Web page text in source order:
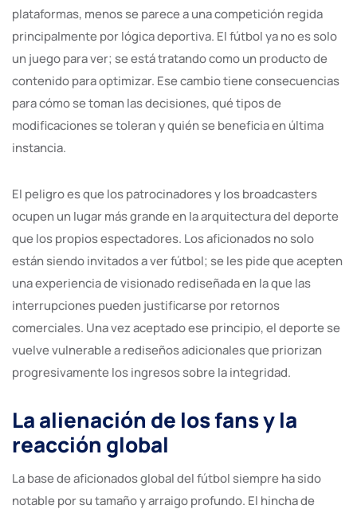
plataformas, menos se parece a una competición regida
principalmente por lógica deportiva. El fútbol ya no es solo
un juego para ver; se está tratando como un producto de
contenido para optimizar. Ese cambio tiene consecuencias
para cómo se toman las decisiones, qué tipos de
modificaciones se toleran y quién se beneficia en última
instancia.
El peligro es que los patrocinadores y los broadcasters
ocupen un lugar más grande en la arquitectura del deporte
que los propios espectadores. Los aficionados no solo
están siendo invitados a ver fútbol; se les pide que acepten
una experiencia de visionado rediseñada en la que las
interrupciones pueden justificarse por retornos
comerciales. Una vez aceptado ese principio, el deporte se
vuelve vulnerable a rediseños adicionales que priorizan
progresivamente los ingresos sobre la integridad.
La alienación de los fans y la
reacción global
La base de aficionados global del fútbol siempre ha sido
notable por su tamaño y arraigo profundo. El hincha de